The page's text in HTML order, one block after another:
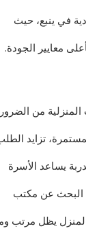
في ينبع، حيث
معايير الجودة.
المنزلية من
تزايد
يساعد الأسرة
البحث عن مكتب
يظل مرتب